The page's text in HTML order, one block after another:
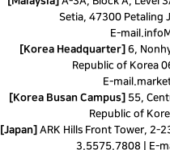
Setia, 47300 Petaling
E-mail.
[Korea Headquarter] 6,
Republic of Korea
E-mail.
[Korea Busan Campus] 55,
Republic of
[Japan] ARK Hills Front Tower, 2-
3.5575.7808 | E-